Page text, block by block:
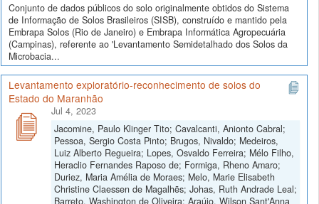
Conjunto de dados públicos do solo originalmente obtidos do Sistema
de Informação de Solos Brasileiros (SISB), construído e mantido pela
Embrapa Solos (Rio de Janeiro) e Embrapa Informática Agropecuária
(Campinas), referente ao 'Levantamento Semidetalhado dos Solos da
Microbacia...
Levantamento exploratório-reconhecimento de solos do
Estado do Maranhão
Jul 4, 2023
Jacomine, Paulo Klinger Tito; Cavalcanti, Anionto Cabral;
Pessoa, Sergio Costa Pinto; Brugos, Nivaldo; Medeiros,
Luiz Alberto Regueira; Lopes, Osvaldo Ferreira; Mélo Filho,
Heraclio Fernandes Raposo de; Formiga, Rheno Amaro;
Duriez, Maria Amélia de Moraes; Melo, Marie Elisabeth
Christine Claessen de Magalhẽs; Johas, Ruth Andrade Leal;
Barreto, Washington de Oliveira; Araújo, Wilson Sant'Anna